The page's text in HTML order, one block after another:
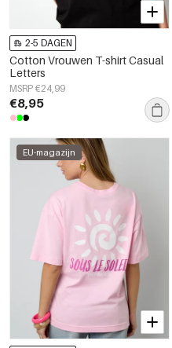
2-5 DAGEN
Cotton Vrouwen T-shirt Casual
Letters
MSRP €24,99
€8,95
EU-magazijn